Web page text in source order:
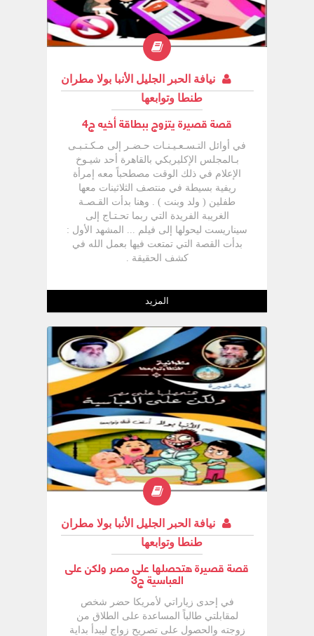
نيافة الحبر الجليل الأنبا بولا مطران
طنطا وتوابعها
قصة قصيرة يتزوج ببطاقة أخيه ج4
في أوائل التـسـعـيـنـات حـضـر إلى مـكـتـبـى
بـالمجلس الإكليريكي بالقاهرة أحد شيـوخ
الإعلام في ذلك الوقت مصطحباً معه إمرأة
ريفية بسيطة في منتصف الثلاثينات معها
طفلين ( ولد وبنت ) . وهنا بدأت القـصـة
الغريبة الفريدة التي ربما تحـتـاج إلى
سیناریست ليحولها إلى فيلم ... المشهد الأول :
بدأت القصة التي تمتعت فيها بعمل الله في
كشف الحقيقة .
المزيد
نيافة الحبر الجليل الأنبا بولا مطران
طنطا وتوابعها
قصة قصيرة هتحصلها على مصر ولكن على
العباسية ج3
في إحدى زياراتي لأمريكا حضر شخص
لمقابلتي طالباً المساعدة على الطلاق من
زوجته والحصول على تصريح زواج ليبدأ بداية